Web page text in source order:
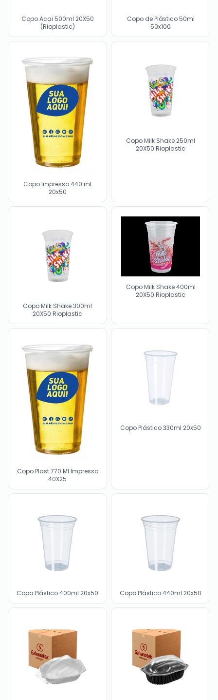
Copo Acai 500ml 20X50
(Rioplastic)
Copo de Plástico 50ml
50x100
Copo Impresso 440 ml
20x50
Copo Milk Shake 250ml
20X50 Rioplastic
Copo Milk Shake 300ml
20X50 Rioplastic
Copo Milk Shake 400ml
20X50 Rioplastic
Copo Plast 770 Ml Impresso
40X25
Copo Plástico 330ml 20x50
Copo Plástico 400ml 20x50 Copo Plástico 440ml 20x50